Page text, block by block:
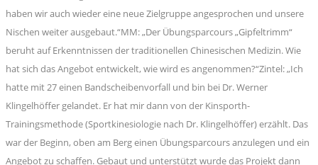
haben wir auch wieder eine neue Zielgruppe angesprochen und unsere
Nischen weiter ausgebaut.“MM: „Der Übungsparcours „Gipfeltrimm“
beruht auf Erkenntnissen der traditionellen Chinesischen Medizin. Wie
hat sich das Angebot entwickelt, wie wird es angenommen?“Zintel: „Ich
hatte mit 27 einen Bandscheibenvorfall und bin bei Dr. Werner
Klingelhöffer gelandet. Er hat mir dann von der Kinsporth-
Trainingsmethode (Sportkinesiologie nach Dr. Klingelhöffer) erzählt. Das
war der Beginn, oben am Berg einen Übungsparcours anzulegen und ein
Angebot zu schaffen. Gebaut und unterstützt wurde das Projekt dann